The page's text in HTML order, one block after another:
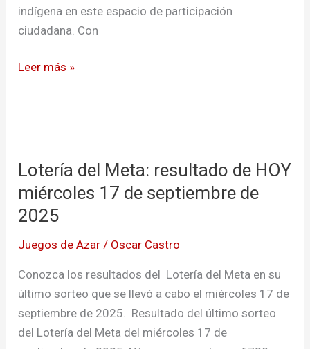
indígena en este espacio de participación
ciudadana. Con
Leer más »
Lotería del Meta: resultado de HOY
miércoles 17 de septiembre de
2025
Juegos de Azar / Oscar Castro
Conozca los resultados del Lotería del Meta en su
último sorteo que se llevó a cabo el miércoles 17 de
septiembre de 2025. Resultado del último sorteo
del Lotería del Meta del miércoles 17 de
Meta:
resultado
de
miércoles